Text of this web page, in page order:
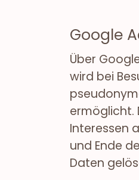
Google
Über
wird bei
ermöglicht.
Interessen
und Ende
Daten